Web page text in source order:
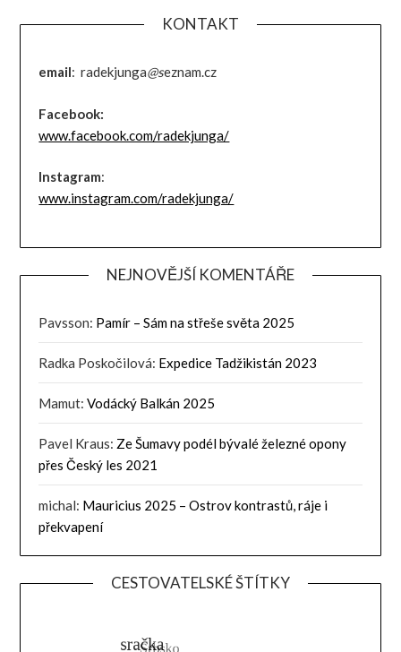
KONTAKT
email: radekjunga@seznam.cz
Facebook:
www.facebook.com/radekjunga/
Instagram:
www.instagram.com/radekjunga/
NEJNOVĚJŠÍ KOMENTÁŘE
Pavsson: Pamír – Sám na střeše světa 2025
Radka Poskočilová: Expedice Tadžikistán 2023
Mamut:Vodácký Balkán 2025
Pavel Kraus: Ze Šumavy podél bývalé železné opony
přes Český les 2021
michal: Mauricius 2025 – Ostrov kontrastů, ráje i
překvapení
CESTOVATELSKÉ ŠTÍTKY